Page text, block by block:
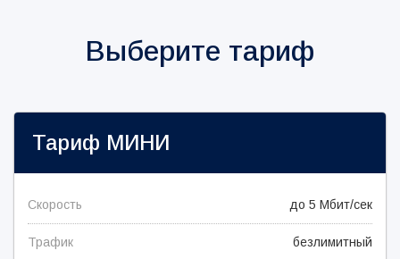
Выберите тариф
Тариф МИНИ
Скорость до 5 Мбит/сек
Трафик безлимитный